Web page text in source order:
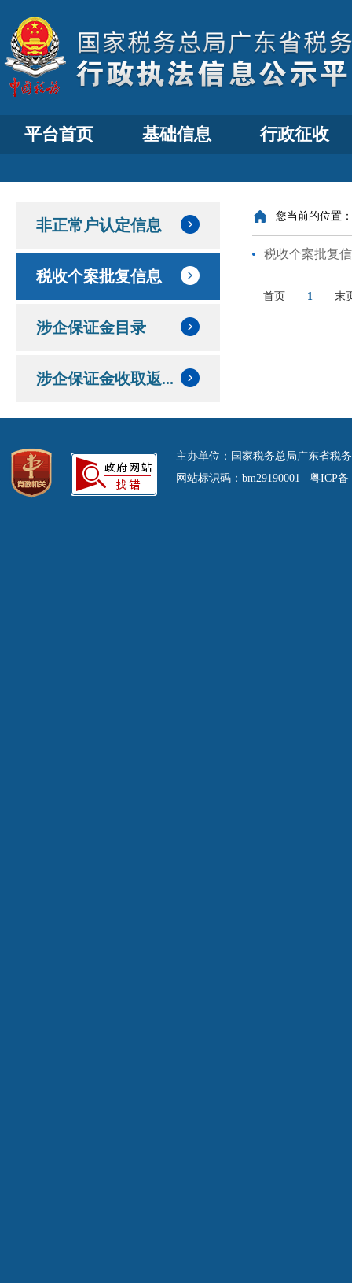
平台首页 基础信息 行政征收
非正常户认定信息
税收个案批复信息
涉企保证金目录
涉企保证金收取返...
您当前的位置
税收个案批复
首页 1 末
主办单位：国家税务总局广东省税
网站标识码：bm29190001 粤ICP